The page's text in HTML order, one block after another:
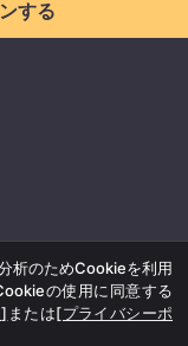
する
析のためCookieを利用
の使用に同意する
または[プライバシーポ